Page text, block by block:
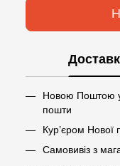
Новою Поштою
пошти
Кур’єром
Самовивіз з